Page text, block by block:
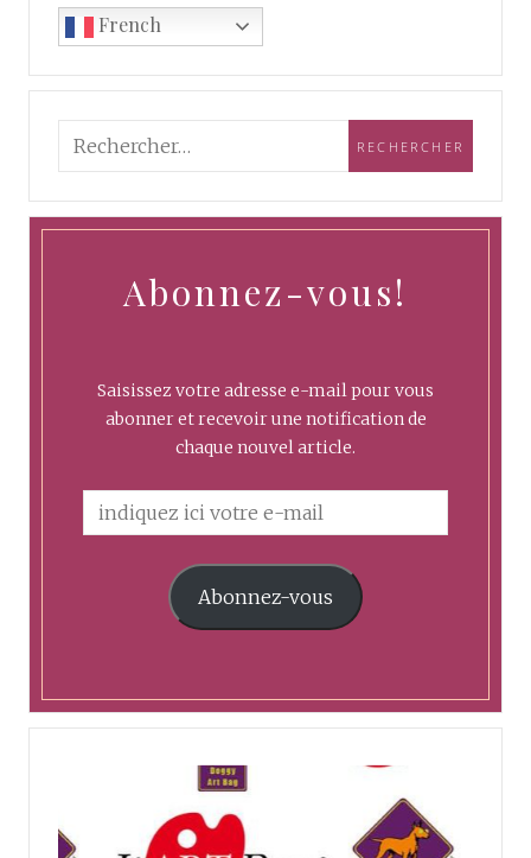
French
Abonnez-vous!
Saisissez votre adresse e-mail pour vous
abonner et recevoir une notification de
chaque nouvel article.
Abonnez-vous